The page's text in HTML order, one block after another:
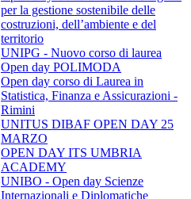
per la gestione sostenibile delle
costruzioni, dell’ambiente e del
territorio
UNIPG - Nuovo corso di laurea
Open day POLIMODA
Open day corso di Laurea in
Statistica, Finanza e Assicurazioni -
Rimini
UNITUS DIBAF OPEN DAY 25
MARZO
OPEN DAY ITS UMBRIA
ACADEMY
UNIBO - Open day Scienze
Internazionali e Diplomatiche